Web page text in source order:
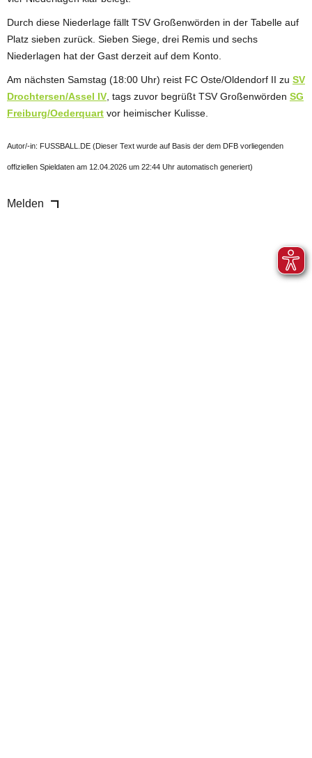
Durch diese Niederlage fällt TSV Großenwörden in der Tabelle auf
Platz sieben zurück. Sieben Siege, drei Remis und sechs
Niederlagen hat der Gast derzeit auf dem Konto.
Am nächsten Samstag (18:00 Uhr) reist FC Oste/Oldendorf II zu SV
Drochtersen/Assel IV , tags zuvor begrüßt TSV Großenwörden SG
Freiburg/Oederquart vor heimischer Kulisse.
Autor/-in: FUSSBALL.DE (Dieser Text wurde auf Basis der dem DFB vorliegenden
offiziellen Spieldaten am 12.04.2026 um 22:44 Uhr automatisch generiert)
Melden